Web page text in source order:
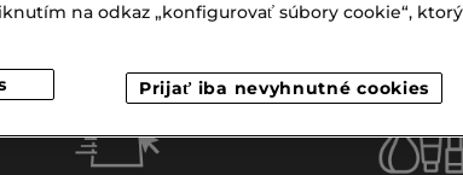
Proti Starnutiu
na odkaz „konfigurovať súbory cookie“,
Prijať iba nevyhnutné cookies